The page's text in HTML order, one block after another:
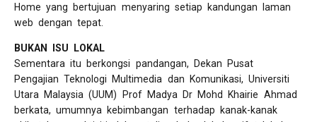
Home yang bertujuan menyaring setiap kandungan laman
web dengan tepat.
BUKAN ISU LOKAL
Sementara itu berkongsi pandangan, Dekan Pusat
Pengajian Teknologi Multimedia dan Komunikasi, Universiti
Utara Malaysia (UUM) Prof Madya Dr Mohd Khairie Ahmad
berkata, umumnya kebimbangan terhadap kanak-kanak